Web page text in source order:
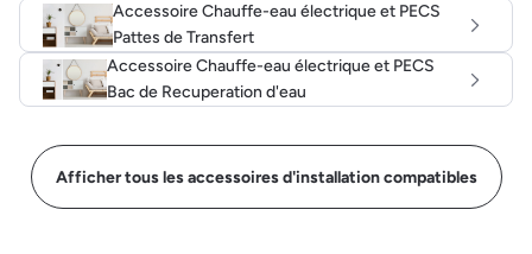
Accessoire Chauffe-eau électrique et PECS
Pattes de Transfert
Accessoire Chauffe-eau électrique et PECS
Bac de Recuperation d'eau
Afficher tous les accessoires d'installation compatibles